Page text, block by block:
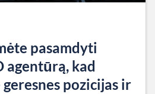
pasamdyti
agentūrą, kad
pozicijas ir